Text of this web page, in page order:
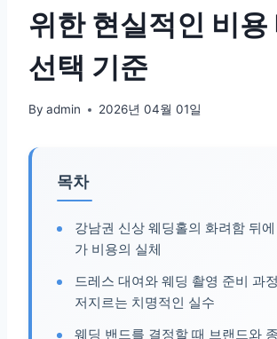
위한 현실적인 비용
선택 기준
By admin 2026년 04월 01일
목차
강남권 신상 웨딩홀의 화려함 뒤
가 비용의 실체
드레스 대여와 웨딩 촬영 준비 과
저지르는 치명적인 실수
웨딩 밴드를 결정할 때 브랜드와